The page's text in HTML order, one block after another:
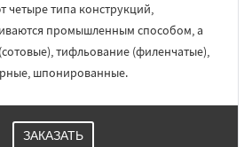
четыре типа конструкций,
промышленным способом, а
тифльование (филенчатые),
шпонированные.
ЗАКАЗАТЬ